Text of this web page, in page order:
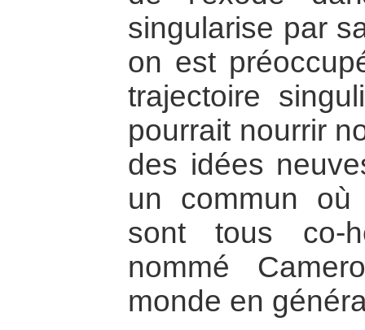
singularise par
on est
trajectoire
pourrait nourrir
des idées
un commun où
sont tous co-
nommé
monde en